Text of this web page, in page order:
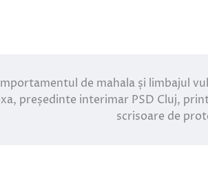
de mahala și limbajul
președinte interimar PSD Cluj,
scrisoare de